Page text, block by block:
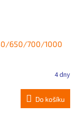
650/700/1000
4 dny
Do košíku